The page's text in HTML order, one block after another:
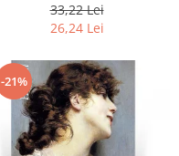
33,22 Lei
26,24 Lei
-21%